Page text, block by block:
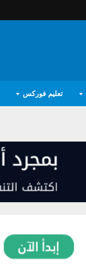
تعليم فوركس